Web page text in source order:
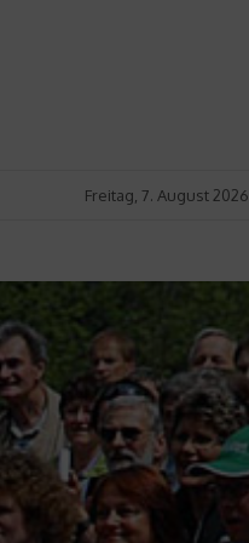
Freitag, 7. August 2026